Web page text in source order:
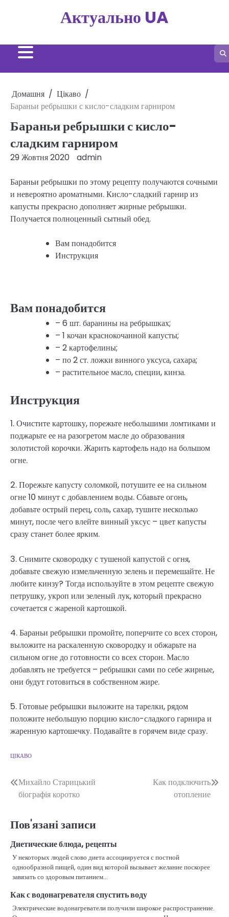
Актуально UA
Домашня
Цікаво
Бараньи ребрышки с кисло-сладким гарниром
Бараньи ребрышки с кисло-
сладким гарниром
29 Жовтня 2020 admin
Бараньи ребрышки по этому рецепту получаются сочными
и невероятно ароматными. Кисло-сладкий гарнир из
капусты прекрасно дополняет жирные ребрышки.
Получается полноценный сытный обед.
Вам понадобится
Инструкция
Вам понадобится
– 6 шт. баранины на ребрышках;
– 1 кочан краснокочанной капусты;
– 2 картофелины;
– по 2 ст. ложки винного уксуса, сахара;
– растительное масло, специи, кинза.
Инструкция
1. Очистите картошку, порежьте небольшими ломтиками и
поджарьте ее на разогретом масле до образования
золотистой корочки. Жарить картофель надо на большом
огне.
2. Порежьте капусту соломкой, потушите ее на сильном
огне 10 минут с добавлением воды. Сбавьте огонь,
добавьте острый перец, соль, сахар, тушите несколько
минут, после чего влейте винный уксус – цвет капусты
сразу станет более ярким.
3. Снимите сковородку с тушеной капустой с огня,
добавьте свежую измельченную зелень и перемешайте. Не
любите кинзу? Тогда используйте в этом рецепте свежую
петрушку, укроп или зеленый лук, который прекрасно
сочетается с жареной картошкой.
4. Бараньи ребрышки промойте, поперчите со всех сторон,
выложите на раскаленную сковородку и обжарьте на
сильном огне до готовности со всех сторон. Масло
добавлять не требуется – ребрышки сами по себе жирные,
они будут готовиться в собственном жире.
5. Готовые ребрышки выложите на тарелки, рядом
положите небольшую порцию кисло-сладкого гарнира и
жаренную картошечку. Подавайте в горячем виде сразу.
ЦІКАВО
Навігація
записів
Михайло Старицький
біографія коротко
Как подключить
отопление
Пов'язані записи
Диетические блюда, рецепты
У некоторых людей слово диета ассоциируется с постной
однообразной пищей, один вид которой вызывает желание поскорее
завязать со здоровым питанием…
Как с водонагревателя спустить воду
Электрические водонагреватели получили широкое распространение.